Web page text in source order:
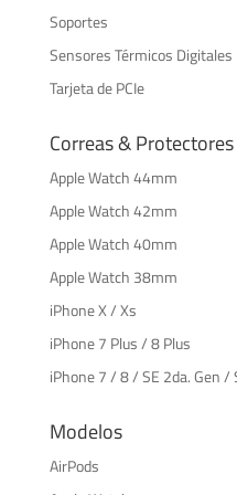
Soportes
Sensores Térmicos Digitales
Tarjeta de PCIe
Correas & Protectores
Apple Watch 44mm
Apple Watch 42mm
Apple Watch 40mm
Apple Watch 38mm
iPhone X / Xs
iPhone 7 Plus / 8 Plus
iPhone 7 / 8 / SE 2da. Gen /
Modelos
AirPods